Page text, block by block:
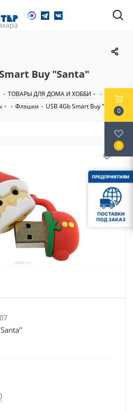
Buy "Santa"
- ТОВАРЫ ДЛЯ ДОМА И ХОББИ
-
- Флэшки - USB 4Gb Smart Buy "Santa"
0
0